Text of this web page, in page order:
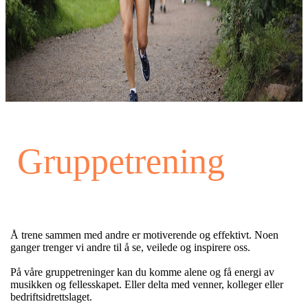
Gruppetrening
Å trene sammen med andre er motiverende og effektivt. Noen
ganger trenger vi andre til å se, veilede og inspirere oss.
På våre gruppetreninger kan du komme alene og få energi av
musikken og fellesskapet. Eller delta med venner, kolleger eller
bedriftsidrettslaget.